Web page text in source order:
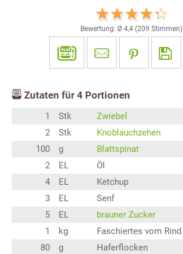
Bewertung: Ø 4,4 (209 Stimmen)
Zutaten für 4 Portionen
1 Stk
Zwiebel
2
Stk
Knoblauchzehen
100
g
Blattspinat
2
EL
Öl
4
EL
Ketchup
3
EL
Senf
5
EL
brauner Zucker
1
kg
Faschiertes vom Rind
80
g
Haferflocken